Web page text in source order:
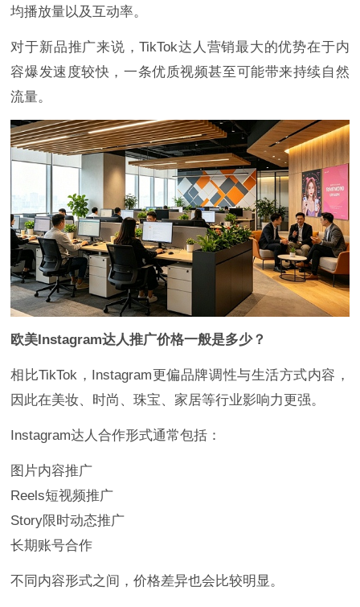
均播放量以及互动率。
对于新品推广来说，TikTok达人营销最大的优势在于内
容爆发速度较快，一条优质视频甚至可能带来持续自然
流量。
欧美Instagram达人推广价格一般是多少？
相比TikTok，Instagram更偏品牌调性与生活方式内容，
因此在美妆、时尚、珠宝、家居等行业影响力更强。
Instagram达人合作形式通常包括：
图片内容推广
Reels短视频推广
Story限时动态推广
长期账号合作
不同内容形式之间，价格差异也会比较明显。